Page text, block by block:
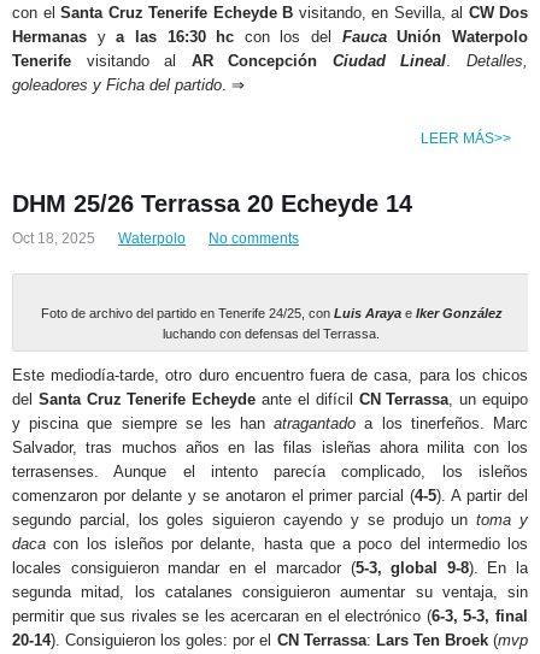
con el Santa Cruz Tenerife Echeyde B visitando, en Sevilla, al CW Dos
Hermanas ya las 16:30 hc con los del FaucaUnión Waterpolo
Tenerife visitando al AR Concepción Ciudad Lineal.Detalles,
goleadores y Ficha del partido. ⇒
LEER MÁS>>
DHM 25/26 Terrassa 20 Echeyde 14
Oct 18, 2025 Waterpolo No comments
Foto de archivo del partido en Tenerife 24/25, con Luis Arayae Iker González
luchando con defensas del Terrassa.
Este mediodía-tarde, otro duro encuentro fuera de casa, para los chicos
del Santa Cruz Tenerife Echeyde ante el difícil CN Terrassa, un equipo
y piscina que siempre se les hanatragantado a los tinerfeños. Marc
Salvador, tras muchos años en las filas isleñas ahora milita con los
terrasenses. Aunque el intento parecía complicado, los isleños
comenzaron por delante y se anotaron el primer parcial (4-5). A partir del
segundo parcial, los goles siguieron cayendo y se produjo untoma y
daca con los isleños por delante, hasta que a poco del intermedio los
locales consiguieron mandar en el marcador (5-3, global 9-8). En la
segunda mitad, los catalanes consiguieron aumentar su ventaja, sin
permitir que sus rivales se les acercaran en el electrónico (6-3, 5-3, final
20-14). Consiguieron los goles: por el CN Terrassa: Lars Ten Broek(mvp